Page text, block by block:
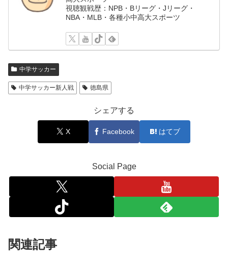
視聴観戦歴：NPB・Bリーグ・Jリーグ・
NBA・MLB・各種小中高大スポーツ
中学サッカー
中学サッカー新人戦 徳島県
シェアする
X Facebook はてブ
Social Page
関連記事